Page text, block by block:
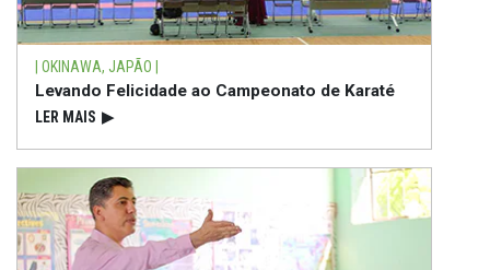
| OKINAWA, JAPÃO |
Levando Felicidade ao Campeonato de Karaté
LER MAIS ▶